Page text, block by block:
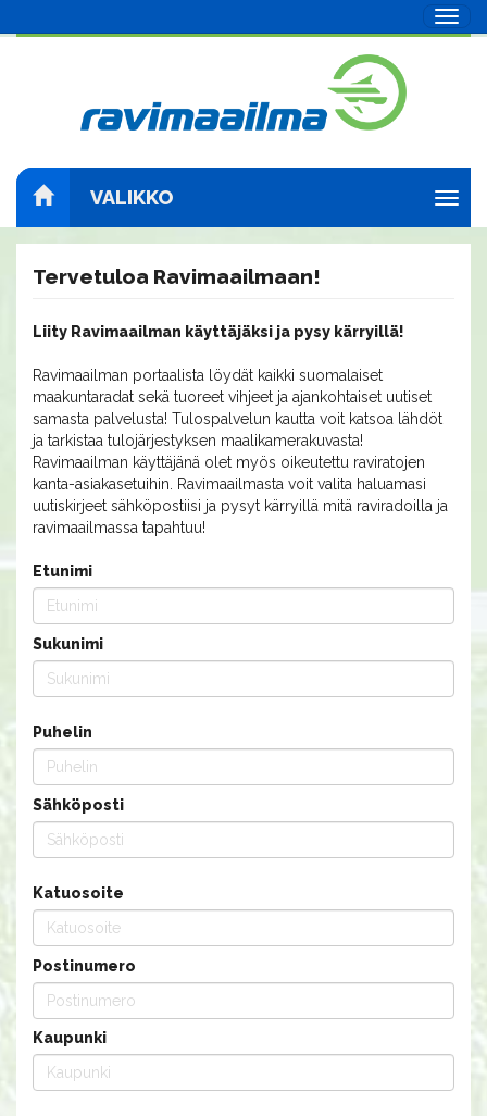
VALIKKO
Tervetuloa Ravimaailmaan!
Liity Ravimaailman käyttäjäksi ja pysy kärryillä!
Ravimaailman portaalista löydät kaikki suomalaiset
maakuntaradat sekä tuoreet vihjeet ja ajankohtaiset uutiset
samasta palvelusta! Tulospalvelun kautta voit katsoa lähdöt
ja tarkistaa tulojärjestyksen maalikamerakuvasta!
Ravimaailman käyttäjänä olet myös oikeutettu raviratojen
kanta-asiakasetuihin. Ravimaailmasta voit valita haluamasi
uutiskirjeet sähköpostiisi ja pysyt kärryillä mitä raviradoilla ja
ravimaailmassa tapahtuu!
Etunimi
Sukunimi
Puhelin
Sähköposti
Katuosoite
Postinumero
Kaupunki